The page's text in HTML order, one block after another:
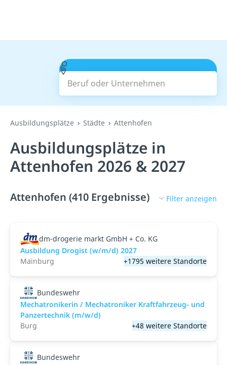
Beruf oder Unternehmen
Suchen
Ausbildungsplätze Städte Attenhofen
Ausbildungsplätze in
Attenhofen 2026 & 2027
Attenhofen (410 Ergebnisse) Filter anzeigen
dm-drogerie markt GmbH + Co. KG
Ausbildung Drogist (w/m/d) 2027
Mainburg
+1795 weitere Standorte
Bundeswehr
Mechatronikerin / Mechatroniker Kraftfahrzeug- und
Panzertechnik (m/w/d)
Burg
+48 weitere Standorte
Bundeswehr